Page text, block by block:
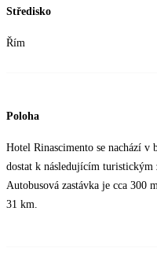
Středisko
Řím
Poloha
Hotel Rinascimento se nachází v
dostat k následujícím turistickým
Autobusová zastávka je cca
31 km.